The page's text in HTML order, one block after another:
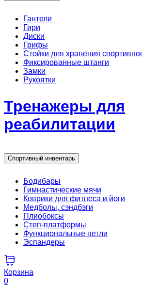
Гантели
Гири
Диски
Грифы
Стойки для хранения
Фиксированные штанги
Замки
Рукоятки
Тренажеры для
реабилитации
Спортивный инвентарь
Бодибары
Гимнастические мячи
Коврики для фитнеса и йоги
Медболы, сэндбэги
Плиобоксы
Степ-платформы
Функциональные петли
Эспандеры
Корзина
0